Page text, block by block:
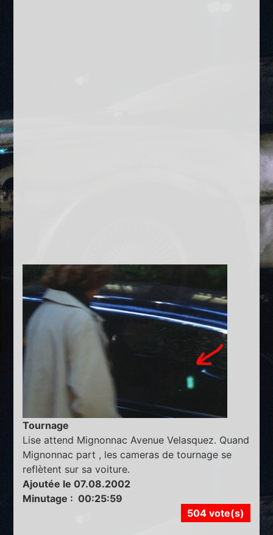
Tournage
Lise attend Mignonnac Avenue Velasquez. Quand
Mignonnac part , les cameras de tournage se
reflètent sur sa voiture.
Ajoutée le 07.08.2002
Minutage : 00:25:59
504 vote(s)